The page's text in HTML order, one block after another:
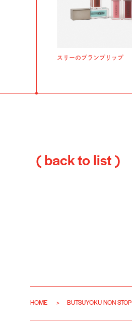
スリーのプランプリップ
( back to list )
HOME BUTSUYOKU NON STOP